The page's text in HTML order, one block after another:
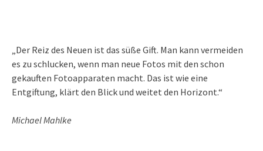
„Der Reiz des Neuen ist das süße Gift. Man kann vermeiden
es zu schlucken, wenn man neue Fotos mit den schon
gekauften Fotoapparaten macht. Das ist wie eine
Entgiftung, klärt den Blick und weitet den Horizont.“
Michael Mahlke